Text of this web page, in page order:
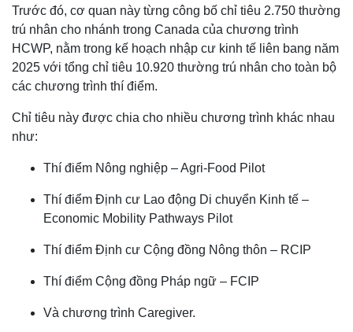
Trước đó, cơ quan này từng công bố chỉ tiêu 2.750 thường
trú nhân cho nhánh trong Canada của chương trình
HCWP, nằm trong kế hoạch nhập cư kinh tế liên bang năm
2025 với tổng chỉ tiêu 10.920 thường trú nhân cho toàn bộ
các chương trình thí điểm.
Chỉ tiêu này được chia cho nhiều chương trình khác nhau
như:
Thí điểm Nông nghiệp – Agri-Food Pilot
Thí điểm Định cư Lao động Di chuyển Kinh tế –
Economic Mobility Pathways Pilot
Thí điểm Định cư Cộng đồng Nông thôn – RCIP
Thí điểm Cộng đồng Pháp ngữ – FCIP
Và chương trình Caregiver.